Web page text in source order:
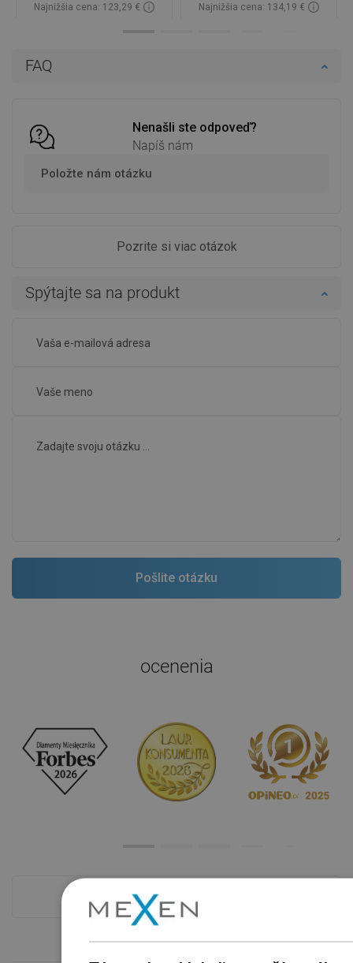
FAQ
Nenašli ste odpoveď?
Napíš nám
Položte nám otázku
Pozrite si viac otázok
Spýtajte sa na produkt
Najnižšia cena: 123,29 €
Najnižšia cena: 134,19 €
ocenenia
Pokladňa viac